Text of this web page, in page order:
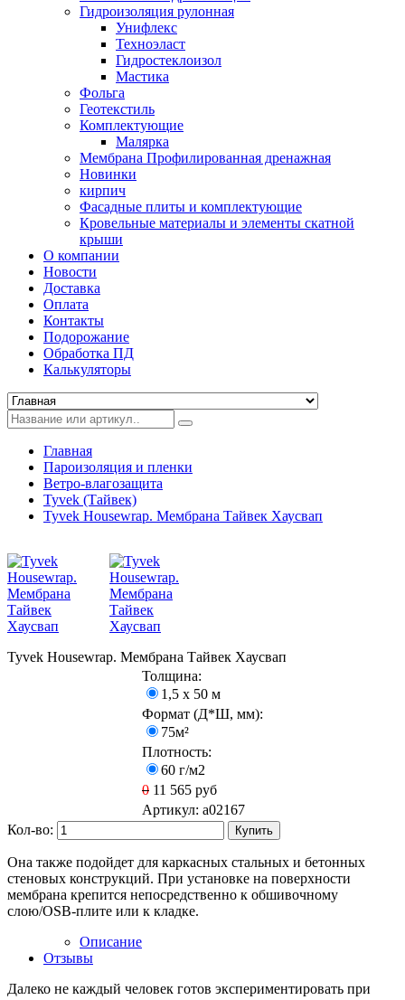
Гидроизоляция рулонная
Унифлекс
Техноэласт
Гидростеклоизол
Мастика
Фольга
Геотекстиль
Комплектующие
Малярка
Мембрана Профилированная дренажная
Новинки
кирпич
Фасадные плиты и комплектующие
Кровельные материалы и элементы скатной
крыши
О компании
Новости
Доставка
Оплата
Контакты
Подорожание
Обработка ПД
Калькуляторы
Главная
Пароизоляция и пленки
Ветро-влагозащита
Tyvek (Тайвек)
Tyvek Housewrap. Мембрана Тайвек Хаусвап
Tyvek Housewrap. Мембрана Тайвек Хаусвап
Толщина:
1,5 х 50 м
Формат (Д*Ш, мм):
75м²
Плотность:
60 г/м2
0 11 565 руб
Артикул: a02167
Кол-во:
Купить
Она также подойдет для каркасных стальных и бетонных
стеновых конструкций. При установке на поверхности
мембрана крепится непосредственно к обшивочному
слою/OSB-плите или к кладке.
Описание
Отзывы
Далеко не каждый человек готов экспериментировать при